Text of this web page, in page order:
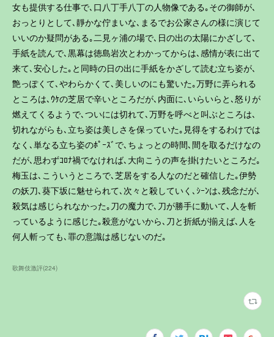
女も提供する仕事で､口八丁手八丁の人物像である｡その御師が､
おっとりとして､靜かな佇まいな､まるでお公家さんの様に演じて
いいのか疑問がある｡二見ヶ浦の場で､日の出の太陽にかざして､
手紙を読んで､黒幕は徳島岩次とわかってからは､感情が表に出て
来て､安心した｡と同時の日の出に手紙をかざして読む立ち姿が､
艶っぽくて､やわらかくて､美しいのにも驚いた｡万野に弄られる
ところは､ｳｹの芝居で辛いところだが､内面に､いらいらと､怒りが
燃えてくるようで､ついには切れて､万野を呼べと叫ぶところは､
切れながらも､立ち姿は美しさを保っていた｡見得をするわけでは
なく､単なる立ち姿のﾎﾟｰｽﾞで､ちょっとの時間､間を取るだけなの
だが､思わずｺﾛﾅ禍でなければ､大向こうの声を掛けたいところだ｡
梅玉は､こういうところで､芝居をする人なのだと確信した｡伊勢
の妖刀､葵下坂に魅せられて､次々と殺していく､ｼｰﾝは､残念だが､
殺気は感じられなかった｡刀の魔力で､刀が勝手に動いて､人を斬
っているように感じた｡殺意がないから､刀と折紙が揃えば､人を
何人斬っても､罪の意識は感じないのだ｡
歌舞伎激評(224)